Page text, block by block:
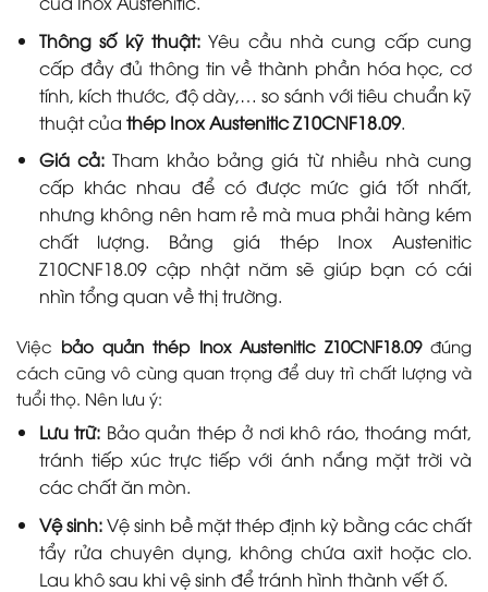
Thông số kỹ thuật:Yêu cầu nhà cung cấp cung
cấp đầy đủ thông tin về thành phần hóa học, cơ
tính, kích thước, độ dày,… so sánh với tiêu chuẩn kỹ
thuật của thép Inox Austenitic Z10CNF18.09.
Giá cả:Tham khảo bảng giá từ nhiều nhà cung
cấp khác nhau để có được mức giá tốt nhất,
nhưng không nên ham rẻ mà mua phải hàng kém
chất lượng. Bảng giá thép Inox Austenitic
Z10CNF18.09 cập nhật năm sẽ giúp bạn có cái
nhìn tổng quan về thị trường.
Việc bảo quản thép Inox Austenitic Z10CNF18.09đúng
cách cũng vô cùng quan trọng để duy trì chất lượng và
tuổi thọ. Nên lưu ý:
Lưu trữ: Bảo quản thép ở nơi khô ráo, thoáng mát,
tránh tiếp xúc trực tiếp với ánh nắng mặt trời và
các chất ăn mòn.
Vệ sinh:Vệ sinh bề mặt thép định kỳ bằng các chất
tẩy rửa chuyên dụng, không chứa axit hoặc clo.
Lau khô sau khi vệ sinh để tránh hình thành vết ố.